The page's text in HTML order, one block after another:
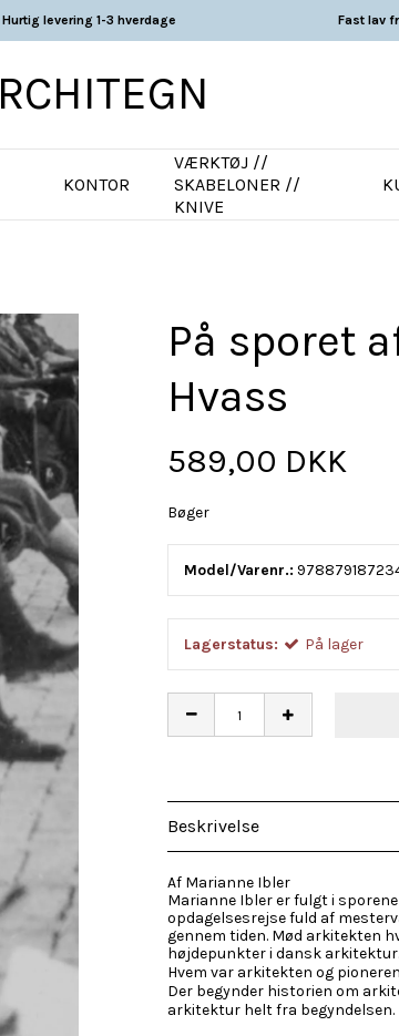
Hurtig levering 1-3 hverdage Fast lav
KONTOR
VÆRKTØJ //
SKABELONER //
KNIVE
På sporet
Hvass
589,00 DKK
Bøger
Model/Varenr.:
Lagerstatus: På lager
Beskrivelse
Af Marianne Ibler
Marianne Ibler er fulgt i
opdagelsesrejse fuld af
gennem tiden. Mød arkitekten
højdepunkter i dansk arkitektur.
Hvem var arkitekten og
Der begynder historien om
arkitektur helt fra begyndelsen.